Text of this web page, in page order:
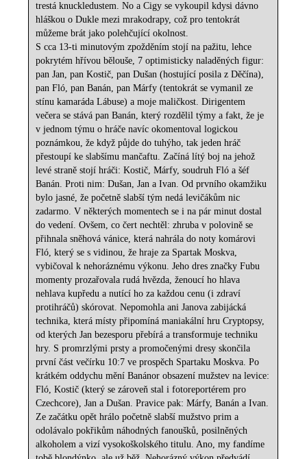
trestá knuckledustem. No a Cigy se vykoupil kdysi dávno
hláškou o Dukle mezi mrakodrapy, což pro tentokrát
můžeme brát jako polehčující okolnost.
S cca 13-ti minutovým zpožděním stojí na pažitu, lehce
pokrytém hřívou bělouše, 7 optimisticky naladěných figur:
pan Jan, pan Kostič, pan Dušan (hostující posila z Děčína),
pan Fló, pan Banán, pan Márfy (tentokrát se vymanil ze
stínu kamaráda Lábuse) a moje maličkost. Dirigentem
večera se stává pan Banán, který rozdělil týmy a fakt, že je
v jednom týmu o hráče navíc okomentoval logickou
poznámkou, že když půjde do tuhýho, tak jeden hráč
přestoupí ke slabšímu mančaftu. Začíná lítý boj na jehož
levé straně stojí hráči: Kostič, Márfy, soudruh Fló a šéf
Banán. Proti nim: Dušan, Jan a Ivan. Od prvního okamžiku
bylo jasné, že početně slabší tým nedá levičákům nic
zadarmo. V některých momentech se i na pár minut dostal
do vedení. Ovšem, co čert nechtěl: zhruba v polovině se
přihnala sněhová vánice, která nahrála do noty komárovi
Fló, který se s vidinou, že hraje za Spartak Moskva,
vybičoval k nehoráznému výkonu. Jeho dres značky Fubu
momenty prozařovala rudá hvězda, ženoucí ho hlava
nehlava kupředu a nutící ho za každou cenu (i zdraví
protihráčů) skórovat. Nepomohla ani Janova zabijácká
technika, která místy připomíná maniakální hru Cryptopsy,
od kterých Jan bezesporu přebírá a transformuje techniku
hry. S promrzlými prsty a promočenými dresy skončila
první část večírku 10:7 ve prospěch Spartaku Moskva. Po
krátkém oddychu mění Banánor obsazení mužstev na levice:
Fló, Kostič (který se zároveň stal i fotoreportérem pro
Czechcore), Jan a Dušan. Pravice pak: Márfy, Banán a Ivan.
Ze začátku opět hrálo početně slabší mužstvo prim a
odolávalo pokřikům náhodných fanoušků, posilněných
alkoholem a vizí vysokoškolského titulu. Ano, my fandíme